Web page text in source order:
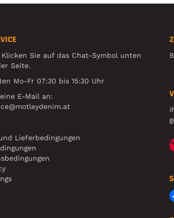
Sie auf das Chat-Symbol unten
Seite.
Mo-Fr 07:30 bis 15:30 Uhr
E-Mail an:
Lieferbedingungen